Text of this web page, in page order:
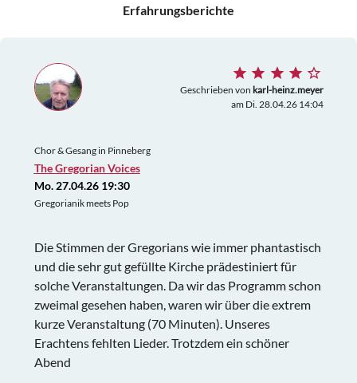
Erfahrungsberichte
Geschrieben von karl-heinz.meyer
am Di. 28.04.26 14:04
Chor & Gesang in Pinneberg
The Gregorian Voices
Mo. 27.04.26 19:30
Gregorianik meets Pop
Die Stimmen der Gregorians wie immer phantastisch
und die sehr gut gefüllte Kirche prädestiniert für
solche Veranstaltungen. Da wir das Programm schon
zweimal gesehen haben, waren wir über die extrem
kurze Veranstaltung (70 Minuten). Unseres
Erachtens fehlten Lieder. Trotzdem ein schöner
Abend